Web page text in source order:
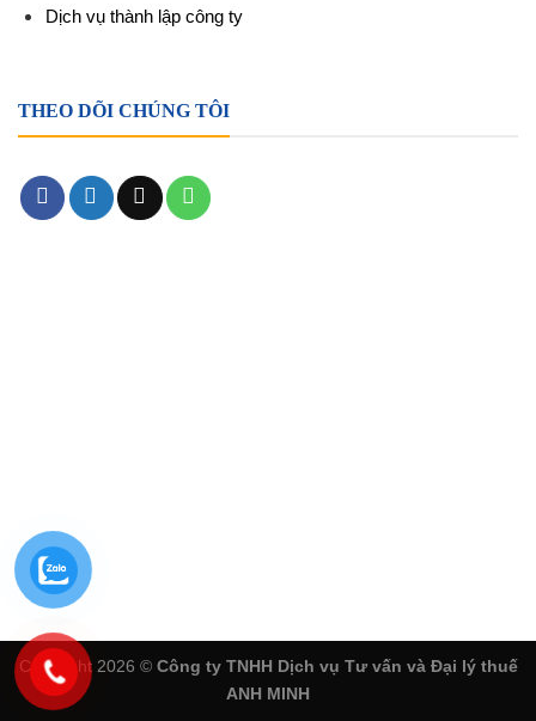
Dịch vụ thành lập công ty
THEO DÕI CHÚNG TÔI
Copyright 2026 © Công ty TNHH Dịch vụ Tư vấn và Đại lý thuế
ANH MINH